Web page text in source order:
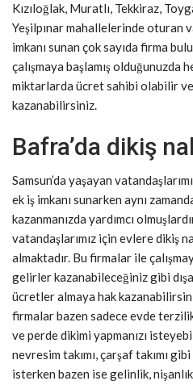
Kızıloğlak, Muratlı, Tekkiraz,
Yeşilpınar mahallelerinde oturan
imkanı sunan çok sayıda firma
çalışmaya başlamış olduğunuzda
miktarlarda ücret sahibi olabilir
kazanabilirsiniz.
Bafra’da dikiş
Samsun’da yaşayan
ek iş imkanı sunarken aynı
kazanmanızda yardımcı
vatandaşlarımız için evlere dikiş
almaktadır. Bu firmalar ile
gelirler kazanabileceğiniz gibi
ücretler almaya hak
firmalar bazen sadece evde
ve perde dikimi yapmanızı
nevresim takımı, çarşaf takımı
isterken bazen ise gelinlik,